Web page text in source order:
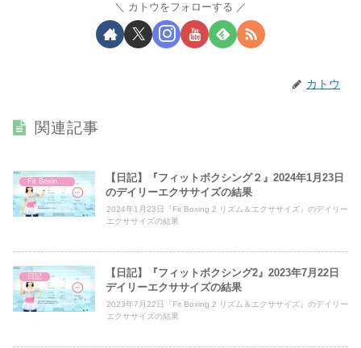
カトウをフォローする
カトウ
関連記事
Fit Boxing 2
【日記】『フィットボクシング２』2024年1月23日
のデイリーエクササイズの結果
2024年1月23日『Fit Boxing 2 リズム＆エクササイズ』のデイリー
エクササイズの結果
日記
【日記】『フィットボクシング2』2023年7月22日
デイリーエクササイズの結果
2023年7月22日『Fit Boxing 2 リズム＆エクササイズ』のデイリー
エクササイズの結果